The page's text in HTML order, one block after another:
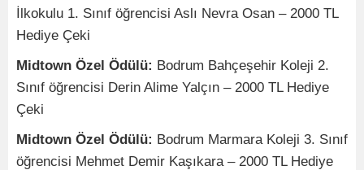
İlkokulu 1. Sınıf öğrencisi Aslı Nevra Osan – 2000 TL
Hediye Çeki
Midtown Özel Ödülü: Bodrum Bahçeşehir Koleji 2.
Sınıf öğrencisi Derin Alime Yalçın – 2000 TL Hediye
Çeki
Midtown Özel Ödülü: Bodrum Marmara Koleji 3. Sınıf
öğrencisi Mehmet Demir Kaşıkara – 2000 TL Hediye